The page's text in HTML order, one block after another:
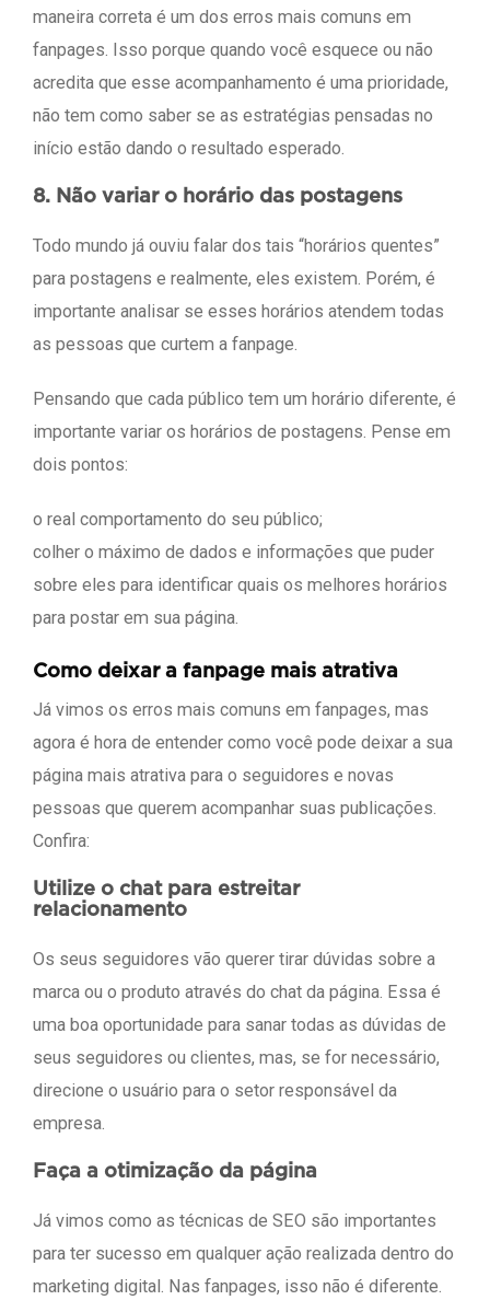
maneira correta é um dos erros mais comuns em
fanpages. Isso porque quando você esquece ou não
acredita que esse acompanhamento é uma prioridade,
não tem como saber se as estratégias pensadas no
início estão dando o resultado esperado.
8. Não variar o horário das postagens
Todo mundo já ouviu falar dos tais “horários quentes”
para postagens e realmente, eles existem. Porém, é
importante analisar se esses horários atendem todas
as pessoas que curtem a fanpage.
Pensando que cada público tem um horário diferente, é
importante variar os horários de postagens. Pense em
dois pontos:
o real comportamento do seu público;
colher o máximo de dados e informações que puder
sobre eles para identificar quais os melhores horários
para postar em sua página.
Como deixar a fanpage mais atrativa
Já vimos os erros mais comuns em fanpages, mas
agora é hora de entender como você pode deixar a sua
página mais atrativa para o seguidores e novas
pessoas que querem acompanhar suas publicações.
Confira:
Utilize o chat para estreitar
relacionamento
Os seus seguidores vão querer tirar dúvidas sobre a
marca ou o produto através do chat da página. Essa é
uma boa oportunidade para sanar todas as dúvidas de
seus seguidores ou clientes, mas, se for necessário,
direcione o usuário para o setor responsável da
empresa.
Faça a otimização da página
Já vimos como as técnicas de SEO são importantes
para ter sucesso em qualquer ação realizada dentro do
marketing digital. Nas fanpages, isso não é diferente.